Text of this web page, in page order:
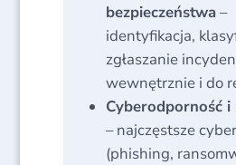
bezpieczeństwa–
identyfikacja,
zgłaszanie
wewnętrznie i do
Cyberodporność i
– najczęstsze
(phishing,